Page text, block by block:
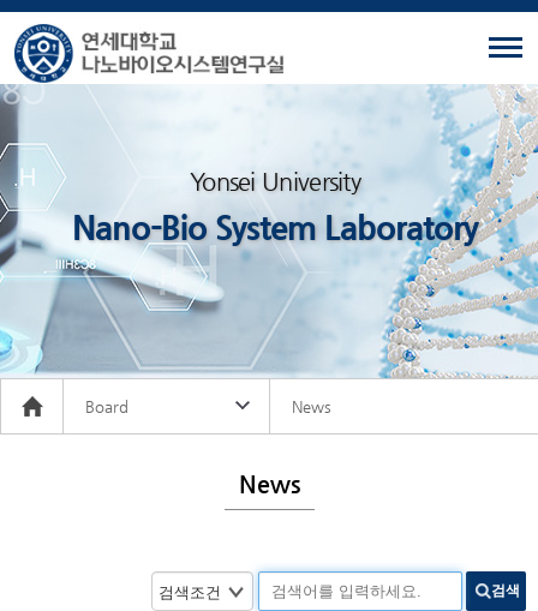
Yonsei University
Nano-Bio System Laboratory
Board News
News
검색